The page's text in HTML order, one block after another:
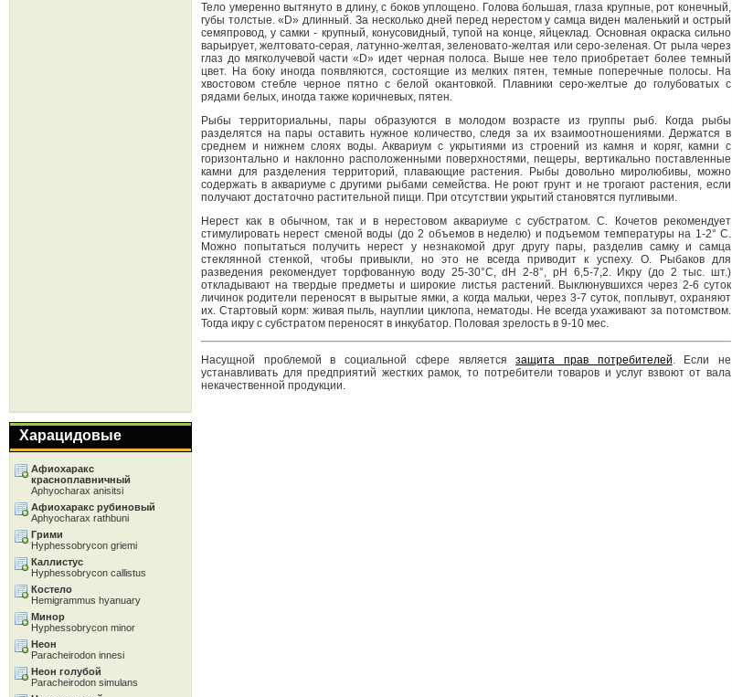
Тело умеренно вытянуто в длину, с боков уплощено. Голова большая, глаза крупные, рот конечный,
губы толстые. «D» длинный. За несколько дней перед нерестом у самца виден маленький и острый
семяпровод, у самки - крупный, конусовидный, тупой на конце, яйцеклад. Основная окраска сильно
варьирует, желтовато-серая, латунно-желтая, зеленовато-желтая или серо-зеленая. От рыла через
глаз до мягколучевой части «D» идет черная полоса. Выше нее тело приобретает более темный
цвет. На боку иногда появляются, состоящие из мелких пятен, темные поперечные полосы. На
хвостовом стебле черное пятно с белой окантовкой. Плавники серо-желтые до голубоватых с
рядами белых, иногда также коричневых, пятен.
Рыбы территориальны, пары образуются в молодом возрасте из группы рыб. Когда рыбы
разделятся на пары оставить нужное количество, следя за их взаимоотношениями. Держатся в
среднем и нижнем слоях воды. Аквариум с укрытиями из строений из камня и коряг, камни с
горизонтально и наклонно расположенными поверхностями, пещеры, вертикально поставленные
камни для разделения территорий, плавающие растения. Рыбы довольно миролюбивы, можно
содержать в аквариуме с другими рыбами семейства. Не роют грунт и не трогают растения, если
получают достаточно растительной пищи. При отсутствии укрытий становятся пугливыми.
Нерест как в обычном, так и в нерестовом аквариуме с субстратом. С. Кочетов рекомендует
стимулировать нерест сменой воды (до 2 объемов в неделю) и подъемом температуры на 1-2° С.
Можно попытаться получить нерест у незнакомой друг другу пары, разделив самку и самца
стеклянной стенкой, чтобы привыкли, но это не всегда приводит к успеху. О. Рыбаков для
разведения рекомендует торфованную воду 25-30°С, dH 2-8°, рН 6,5-7,2. Икру (до 2 тыс. шт.)
откладывают на твердые предметы и широкие листья растений. Выклюнувшихся через 2-6 суток
личинок родители переносят в вырытые ямки, а когда мальки, через 3-7 суток, поплывут, охраняют
их. Стартовый корм: живая пыль, науплии циклопа, нематоды. Не всегда ухаживают за потомством.
Тогда икру с субстратом переносят в инкубатор. Половая зрелость в 9-10 мес.
Насущной проблемой в социальной сфере являетсязащита прав потребителей. Если не
устанавливать для предприятий жестких рамок, то потребители товаров и услуг взвоют от вала
некачественной продукции.
Харацидовые
Афиохаракс
красноплавничный
Aphyocharax anisitsi
Афиохаракс рубиновый
Aphyocharax rathbuni
Грими
Hyphessobrycon griemi
Каллистус
Hyphessobrycon callistus
Костело
Hemigrammus hyanuary
Минор
Hyphessobrycon minor
Неон
Paracheirodon innesi
Неон голубой
Paracheirodon simulans